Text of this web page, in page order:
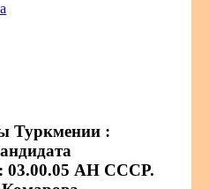
Туркмении :
: 03.00.05 АН СССР.